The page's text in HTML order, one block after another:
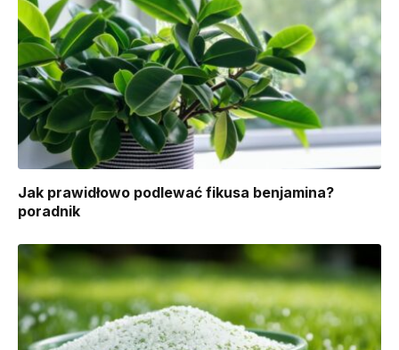
Jak prawidłowo podlewać fikusa benjamina?
poradnik